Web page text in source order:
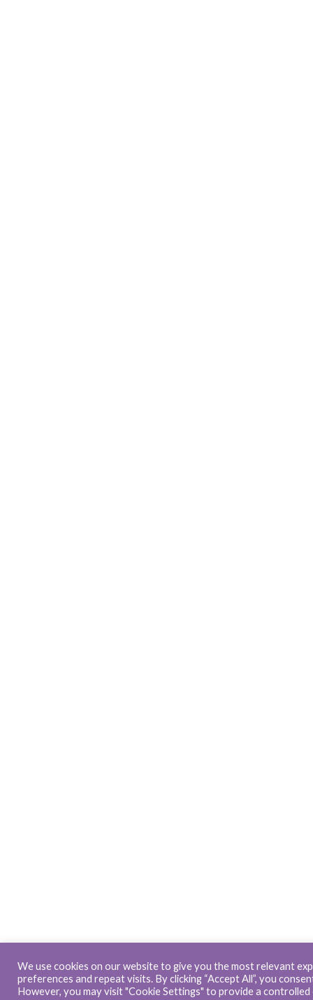
We use cookies on our website to give you the most relevant
preferences and repeat visits. By clicking “Accept All”, you
However, you may visit "Cookie Settings" to provide a controlled